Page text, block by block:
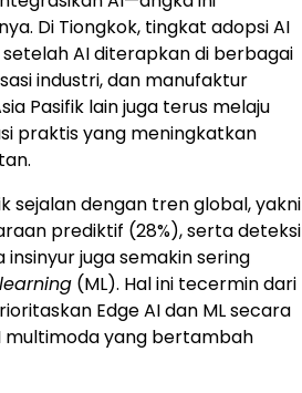
Di Tiongkok, tingkat adopsi AI
AI diterapkan di berbagai
industri, dan manufaktur
Pasifik lain juga terus melaju
praktis yang meningkatkan
sejalan dengan tren global, yakni
prediktif (28%), serta deteksi
juga semakin sering
(ML). Hal ini tecermin dari
Edge AI dan ML secara
yang bertambah